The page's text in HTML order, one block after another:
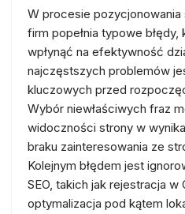
W procesie pozycjonowania
firm popełnia typowe
wpłynąć na efektywność
najczęstszych problemów
kluczowych przed
Wybór niewłaściwych fraz
widoczności strony w
braku zainteresowania ze
Kolejnym błędem jest
SEO, takich jak rejestracja
optymalizacja pod kątem